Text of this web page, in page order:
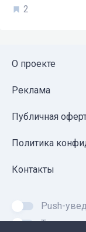
2
О проекте
Реклама
Публичная
Политика
Контакты
Push-
Темная